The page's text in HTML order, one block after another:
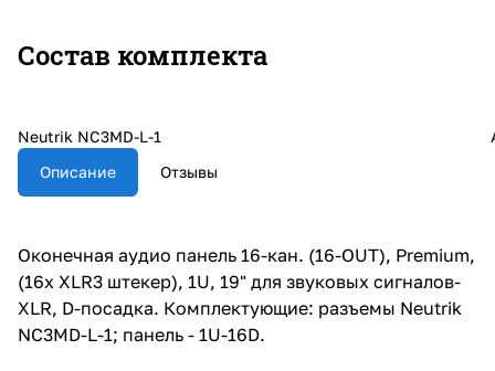
Состав комплекта
Neutrik NC3MD-L-1
Описание
Отзывы
Оконечная аудио панель 16-кан. (16-OUT), Premium,
(16х XLR3 штекер), 1U, 19" для звуковых сигналов-
XLR, D-посадка. Комплектующие: разъемы Neutrik
NC3MD-L-1; панель - 1U-16D.